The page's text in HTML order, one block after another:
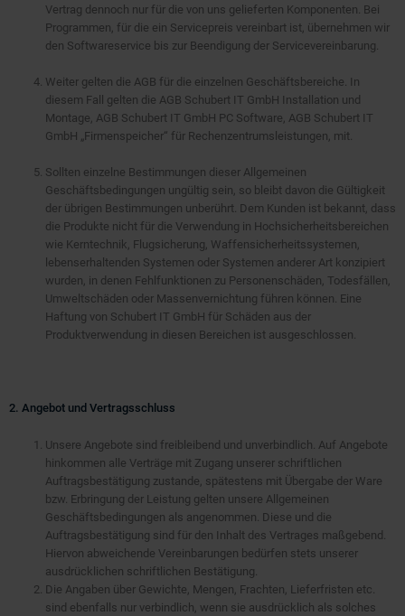
Vertrag dennoch nur für die von uns gelieferten Komponenten. Bei
Programmen, für die ein Servicepreis vereinbart ist, übernehmen wir
den Softwareservice bis zur Beendigung der Servicevereinbarung.
Weiter gelten die AGB für die einzelnen Geschäftsbereiche. In
diesem Fall gelten die AGB Schubert IT GmbH Installation und
Montage, AGB Schubert IT GmbH PC Software, AGB Schubert IT
GmbH „Firmenspeicher“ für Rechenzentrumsleistungen, mit.
Sollten einzelne Bestimmungen dieser Allgemeinen
Geschäftsbedingungen ungültig sein, so bleibt davon die Gültigkeit
der übrigen Bestimmungen unberührt. Dem Kunden ist bekannt, dass
die Produkte nicht für die Verwendung in Hochsicherheitsbereichen
wie Kerntechnik, Flugsicherung, Waffensicherheitssystemen,
lebenserhaltenden Systemen oder Systemen anderer Art konzipiert
wurden, in denen Fehlfunktionen zu Personenschäden, Todesfällen,
Umweltschäden oder Massenvernichtung führen können. Eine
Haftung von Schubert IT GmbH für Schäden aus der
Produktverwendung in diesen Bereichen ist ausgeschlossen.
2. Angebot und Vertragsschluss
Unsere Angebote sind freibleibend und unverbindlich. Auf Angebote
hinkommen alle Verträge mit Zugang unserer schriftlichen
Auftragsbestätigung zustande, spätestens mit Übergabe der Ware
bzw. Erbringung der Leistung gelten unsere Allgemeinen
Geschäftsbedingungen als angenommen. Diese und die
Auftragsbestätigung sind für den Inhalt des Vertrages maßgebend.
Hiervon abweichende Vereinbarungen bedürfen stets unserer
ausdrücklichen schriftlichen Bestätigung.
Die Angaben über Gewichte, Mengen, Frachten, Lieferfristen etc.
sind ebenfalls nur verbindlich, wenn sie ausdrücklich als solches